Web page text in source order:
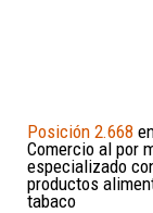
Posición 2.668
Comercio al por
especializado
productos
tabaco